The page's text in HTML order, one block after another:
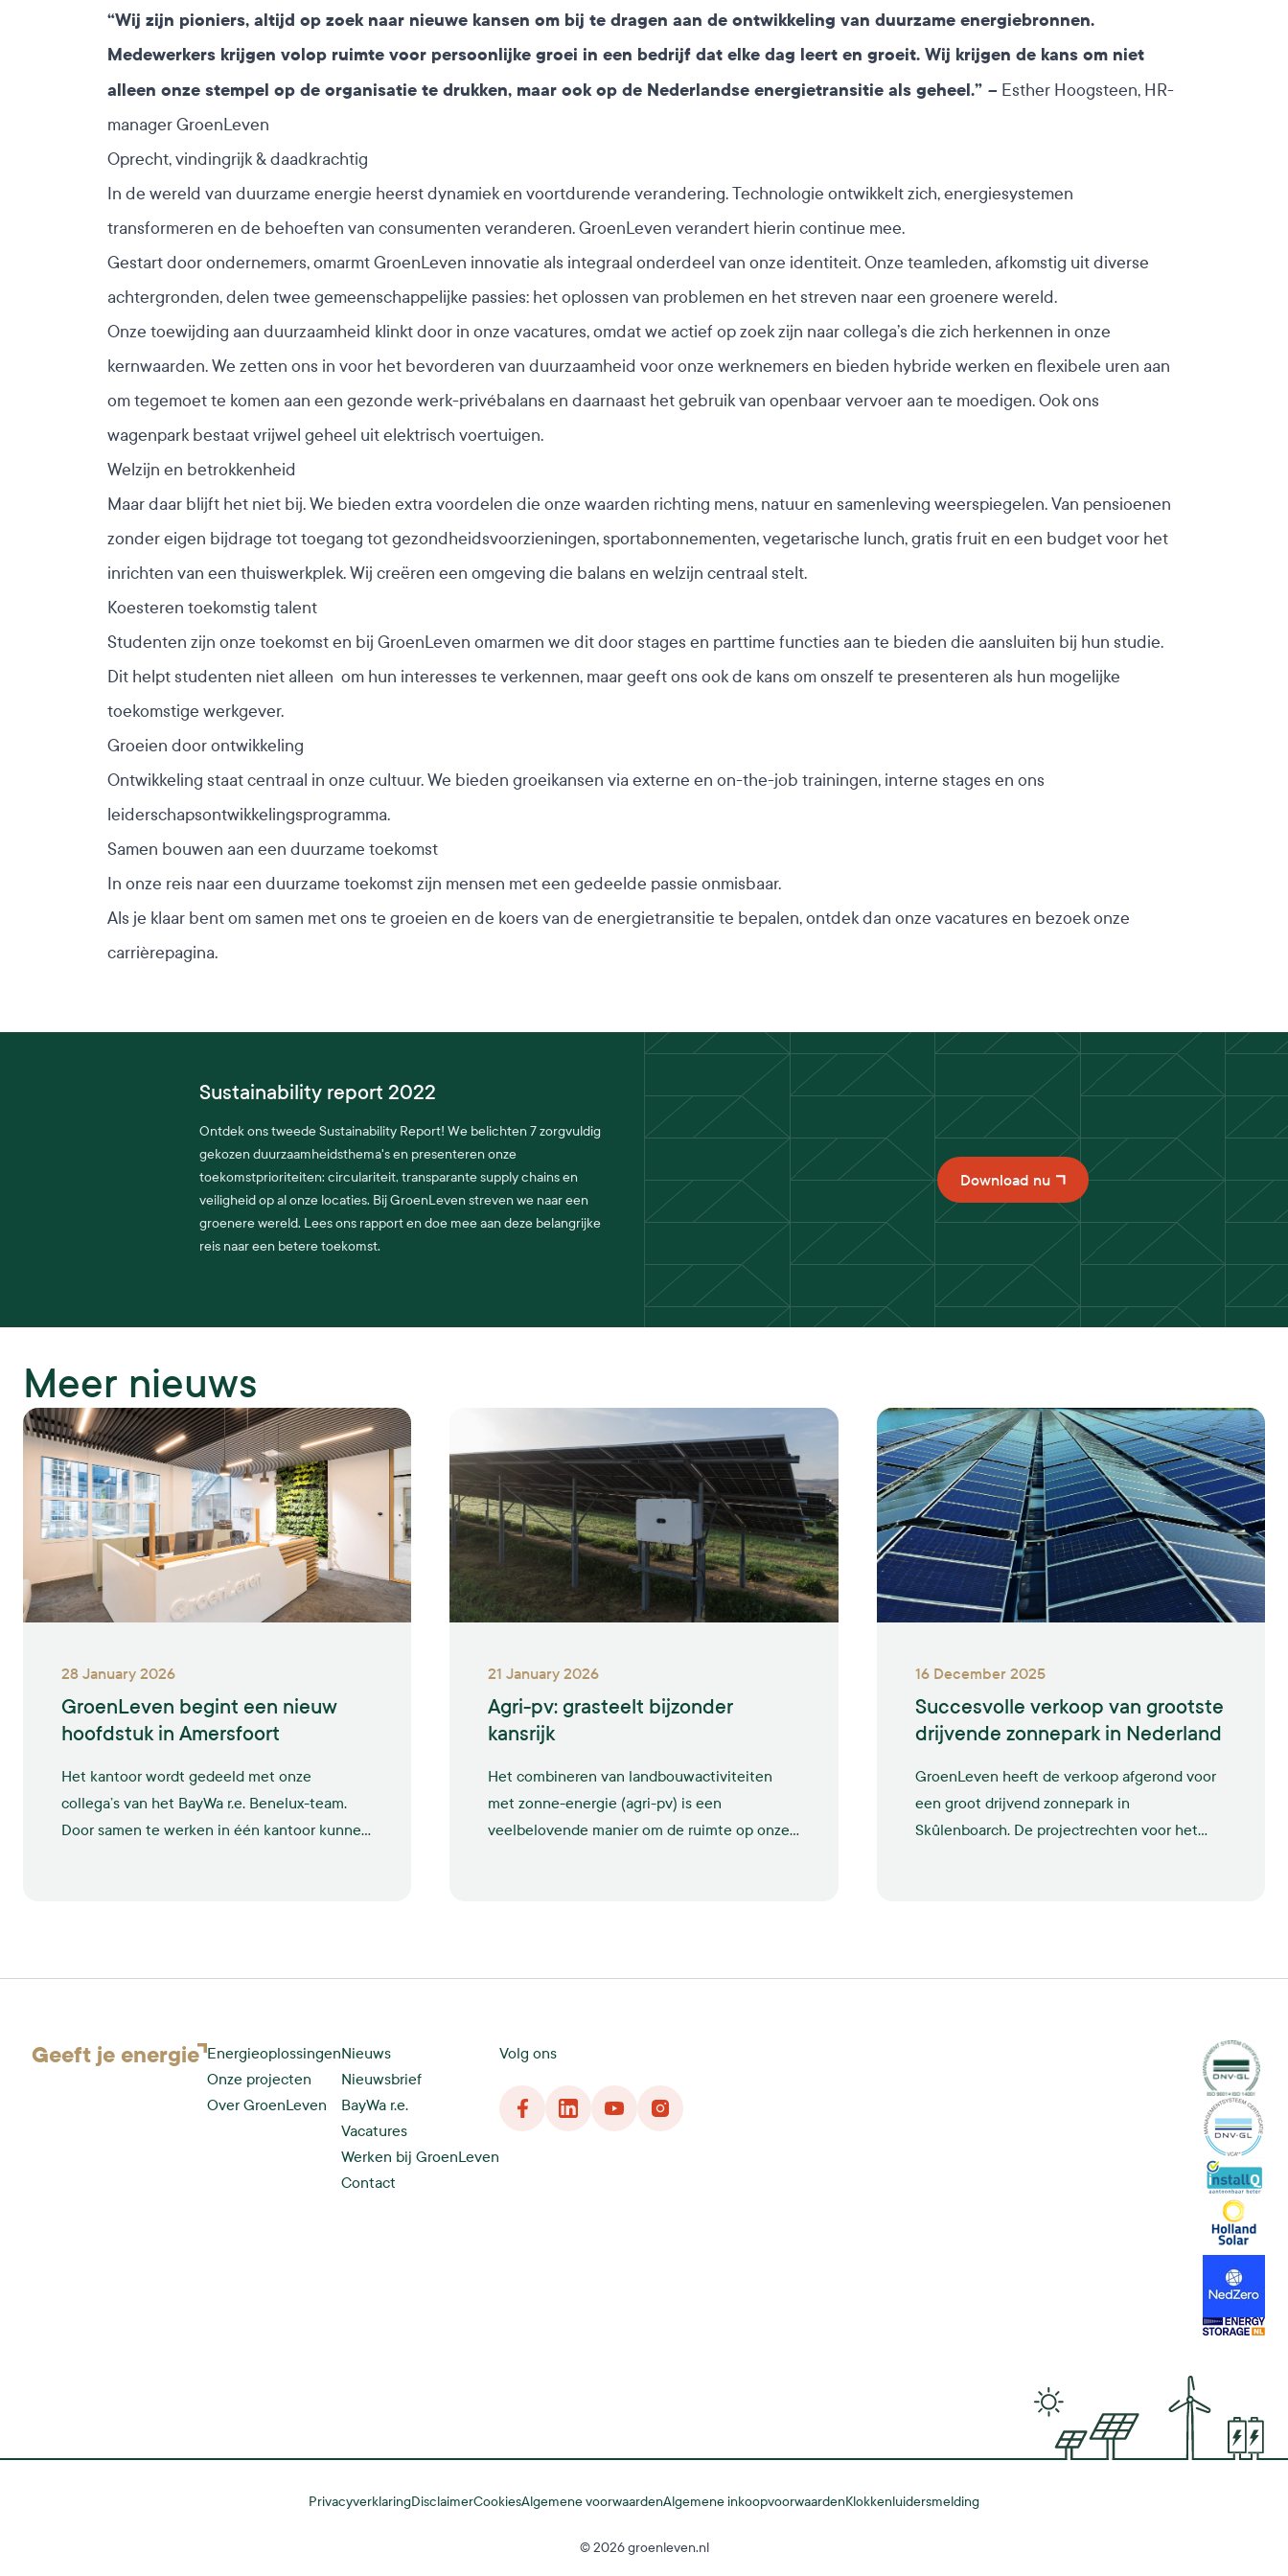
“Wij zijn pioniers, altijd op zoek naar nieuwe kansen om bij te dragen aan de ontwikkeling van duurzame energiebronnen.
Medewerkers krijgen volop ruimte voor persoonlijke groei in een bedrijf dat elke dag leert en groeit. Wij krijgen de kans om niet
alleen onze stempel op de organisatie te drukken, maar ook op de Nederlandse energietransitie als geheel.” – Esther Hoogsteen, HR-
manager GroenLeven
Oprecht, vindingrijk & daadkrachtig
In de wereld van duurzame energie heerst dynamiek en voortdurende verandering. Technologie ontwikkelt zich, energiesystemen
transformeren en de behoeften van consumenten veranderen. GroenLeven verandert hierin continue mee.
Gestart door ondernemers, omarmt GroenLeven innovatie als integraal onderdeel van onze identiteit. Onze teamleden, afkomstig uit diverse
achtergronden, delen twee gemeenschappelijke passies: het oplossen van problemen en het streven naar een groenere wereld.
Onze toewijding aan duurzaamheid klinkt door in onze vacatures, omdat we actief op zoek zijn naar collega’s die zich herkennen in onze
kernwaarden. We zetten ons in voor het bevorderen van duurzaamheid voor onze werknemers en bieden hybride werken en flexibele uren aan
om tegemoet te komen aan een gezonde werk-privébalans en daarnaast het gebruik van openbaar vervoer aan te moedigen. Ook ons
wagenpark bestaat vrijwel geheel uit elektrisch voertuigen.
Welzijn en betrokkenheid
Maar daar blijft het niet bij. We bieden extra voordelen die onze waarden richting mens, natuur en samenleving weerspiegelen. Van pensioenen
zonder eigen bijdrage tot toegang tot gezondheidsvoorzieningen, sportabonnementen, vegetarische lunch, gratis fruit en een budget voor het
inrichten van een thuiswerkplek. Wij creëren een omgeving die balans en welzijn centraal stelt.
Koesteren toekomstig talent
Studenten zijn onze toekomst en bij GroenLeven omarmen we dit door stages en parttime functies aan te bieden die aansluiten bij hun studie.
Dit helpt studenten niet alleen om hun interesses te verkennen, maar geeft ons ook de kans om onszelf te presenteren als hun mogelijke
toekomstige werkgever.
Groeien door ontwikkeling
Ontwikkeling staat centraal in onze cultuur. We bieden groeikansen via externe en on-the-job trainingen, interne stages en ons
leiderschapsontwikkelingsprogramma.
Samen bouwen aan een duurzame toekomst
In onze reis naar een duurzame toekomst zijn mensen met een gedeelde passie onmisbaar.
Als je klaar bent om samen met ons te groeien en de koers van de energietransitie te bepalen, ontdek dan onze vacatures en bezoek onze
carrièrepagina.
Sustainability report 2022
Ontdek ons tweede Sustainability Report! We belichten 7 zorgvuldig
gekozen duurzaamheidsthema's en presenteren onze
toekomstprioriteiten: circulariteit, transparante supply chains en
veiligheid op al onze locaties. Bij GroenLeven streven we naar een
groenere wereld. Lees ons rapport en doe mee aan deze belangrijke
reis naar een betere toekomst.
Download nu
Meer nieuws
28 January 2026
GroenLeven begint een nieuw
hoofdstuk in Amersfoort
Het kantoor wordt gedeeld met onze
collega’s van het BayWa r.e. Benelux-team.
Door samen te werken in één kantoor kunnen
21 January 2026
Agri-pv: grasteelt bijzonder
kansrijk
Het combineren van landbouwactiviteiten
met zonne-energie (agri-pv) is een
veelbelovende manier om de ruimte op onze
16 December 2025
Succesvolle verkoop van grootste
drijvende zonnepark in Nederland
GroenLeven heeft de verkoop afgerond voor
een groot drijvend zonnepark in
Skûlenboarch. De projectrechten voor het
Geeft je energie Energieoplossingen
Onze projecten
Over GroenLeven
Nieuws
Nieuwsbrief
BayWa r.e.
Vacatures
Werken bij GroenLeven
Contact
Volg ons
FacebookLinkedInYouTubeInstagram
DNG
VCA
InstallQ
Holland Solar
NedZero
Energy
PrivacyverklaringDisclaimerCookiesAlgemene voorwaardenAlgemene inkoopvoorwaardenKlokkenluidersmelding
© 2026 groenleven.nl